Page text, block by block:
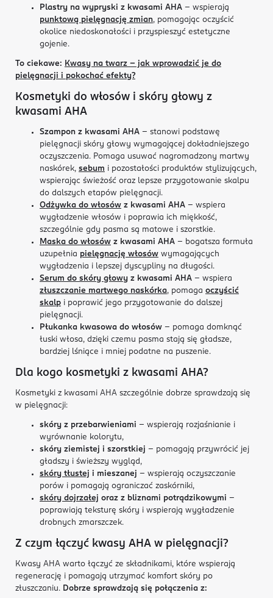
Plastry na wypryski z kwasami AHA – wspierają
punktową pielęgnację zmian, pomagając oczyścić
okolice niedoskonałości i przyspieszyć estetyczne
gojenie.
To ciekawe: Kwasy na twarz – jak wprowadzić je do
pielęgnacji i pokochać efekty?
Kosmetyki do włosów i skóry głowy z
kwasami AHA
Szampon z kwasami AHA – stanowi podstawę
pielęgnacji skóry głowy wymagającej dokładniejszego
oczyszczenia. Pomaga usuwać nagromadzony martwy
naskórek, sebum i pozostałości produktów stylizujących,
wspierając świeżość oraz lepsze przygotowanie skalpu
do dalszych etapów pielęgnacji.
Odżywka do włosów z kwasami AHA – wspiera
wygładzenie włosów i poprawia ich miękkość,
szczególnie gdy pasma są matowe i szorstkie.
Maska do włosów z kwasami AHA – bogatsza formuła
uzupełnia pielęgnację włosów wymagających
wygładzenia i lepszej dyscypliny na długości.
Serum do skóry głowy z kwasami AHA – wspiera
złuszczanie martwego naskórka, pomaga oczyścić
skalp i poprawić jego przygotowanie do dalszej
pielęgnacji.
Płukanka kwasowa do włosów – pomaga domknąć
łuski włosa, dzięki czemu pasma stają się gładsze,
bardziej lśniące i mniej podatne na puszenie.
Dla kogo kosmetyki z kwasami AHA?
Kosmetyki z kwasami AHA szczególnie dobrze sprawdzają się
w pielęgnacji:
skóry z przebarwieniami – wspierają rozjaśnianie i
wyrównanie kolorytu,
skóry ziemistej i szorstkiej – pomagają przywrócić jej
gładszy i świeższy wygląd,
skóry tłustej i mieszanej – wspierają oczyszczanie
porów i pomagają ograniczać zaskórniki,
skóry dojrzałej oraz z bliznami potrądzikowymi –
poprawiają teksturę skóry i wspierają wygładzenie
drobnych zmarszczek.
Z czym łączyć kwasy AHA w pielęgnacji?
Kwasy AHA warto łączyć ze składnikami, które wspierają
regenerację i pomagają utrzymać komfort skóry po
złuszczaniu. Dobrze sprawdzają się połączenia z: